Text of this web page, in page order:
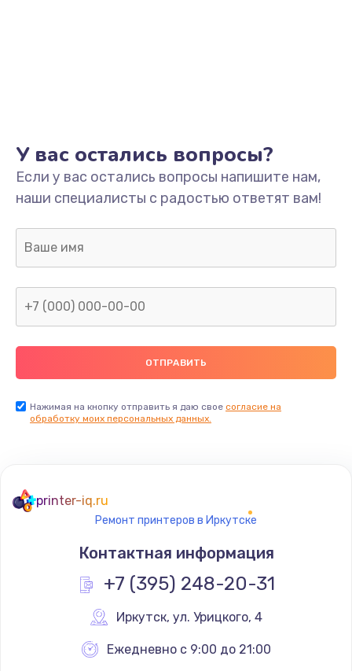
от 550 руб.
Заказать
Замена микросхемы зарядки
Замена микросхемы NFC
Заказать
Замена SIM-карты
от 550 руб.
Ремонт мембраны
Заказать
У вас остались вопросы?
Если у вас остались вопросы напишите нам,
наши специалисты с радостью ответят вам!
Нажимая на кнопку отправить я даю свое согласие на
обработку моих персональных данных.
printer-iq.ru
Ремонт принтеров в Иркутске
Контактная информация
+7 (395) 248-20-31
Иркутск, ул. Урицкого, 4
Ежедневно с 9:00 до 21:00